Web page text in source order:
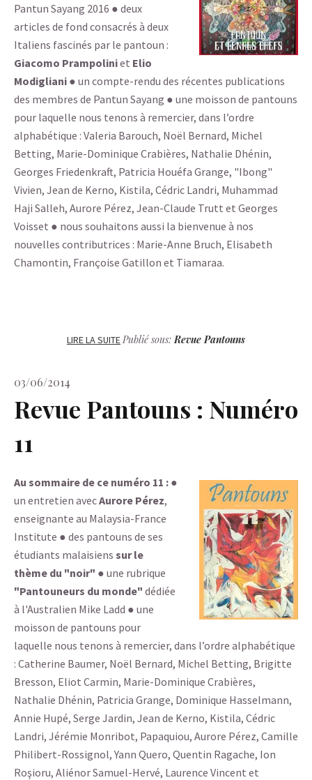
Pantun Sayang 2016 ● deux
articles de fond consacrés à deux
Italiens fascinés par le pantoun :
Giacomo Prampoliniet Elio
Modigliani ● un compte-rendu des récentes publications
des membres de Pantun Sayang ● une moisson de pantouns
pour laquelle nous tenons à remercier, dans l’ordre
alphabétique : Valeria Barouch, Noël Bernard, Michel
Betting, Marie-Dominique Crabières, Nathalie Dhénin,
Georges Friedenkraft, Patricia Houéfa Grange, "Ibong"
Vivien, Jean de Kerno, Kistila, Cédric Landri, Muhammad
Haji Salleh, Aurore Pérez, Jean-Claude Trutt et Georges
Voisset ● nous souhaitons aussi la bienvenue à nos
nouvelles contributrices : Marie-Anne Bruch, Elisabeth
Chamontin, Françoise Gatillon et Tiamaraa.
LIRE LA SUITE Publié sous: Revue Pantouns
03/06/2014
Revue Pantouns : Numéro
11
Au sommaire de ce numéro 11 : ●
un entretien avecAurore Pérez,
enseignante au Malaysia-France
Institute ● des pantouns de ses
étudiants malaisiens sur le
thème du "noir" ● une rubrique
"Pantouneurs du monde" dédiée
à l'Australien Mike Ladd ● une
moisson de pantouns pour
laquelle nous tenons à remercier, dans l’ordre alphabétique
: Catherine Baumer, Noël Bernard, Michel Betting, Brigitte
Bresson, Eliot Carmin, Marie-Dominique Crabières,
Nathalie Dhénin, Patricia Grange, Dominique Hasselmann,
Annie Hupé, Serge Jardin, Jean de Kerno, Kistila, Cédric
Landri, Jérémie Monribot, Papaquiou, Aurore Pérez, Camille
Philibert-Rossignol, Yann Quero, Quentin Ragache, Ion
Roşioru, Aliénor Samuel-Hervé, Laurence Vincent et